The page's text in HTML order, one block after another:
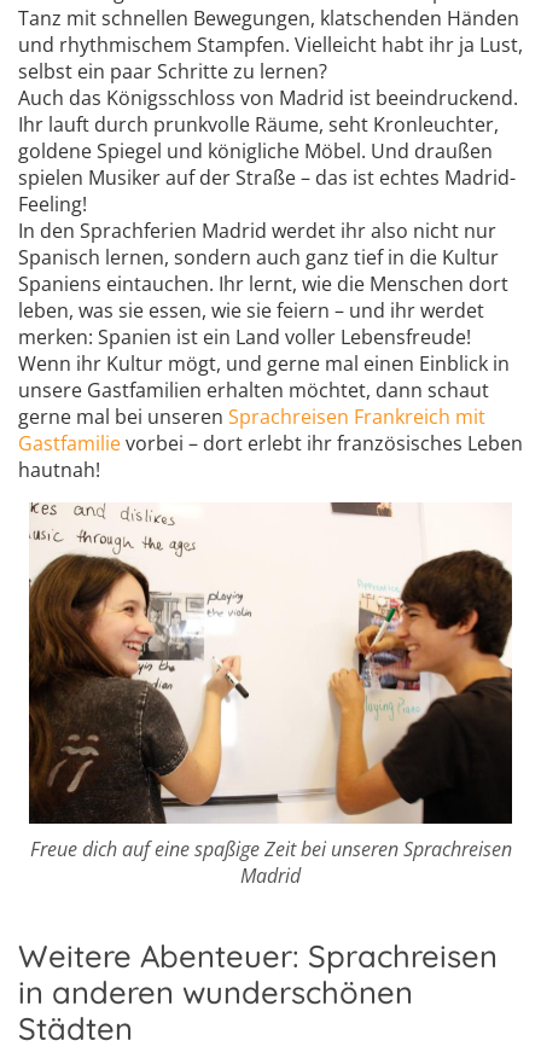
Tanz mit schnellen Bewegungen, klatschenden Händen
und rhythmischem Stampfen. Vielleicht habt ihr ja Lust,
selbst ein paar Schritte zu lernen?
Auch das Königsschloss von Madrid ist beeindruckend.
Ihr lauft durch prunkvolle Räume, seht Kronleuchter,
goldene Spiegel und königliche Möbel. Und draußen
spielen Musiker auf der Straße – das ist echtes Madrid-
Feeling!
In den Sprachferien Madrid werdet ihr also nicht nur
Spanisch lernen, sondern auch ganz tief in die Kultur
Spaniens eintauchen. Ihr lernt, wie die Menschen dort
leben, was sie essen, wie sie feiern – und ihr werdet
merken: Spanien ist ein Land voller Lebensfreude!
Wenn ihr Kultur mögt, und gerne mal einen Einblick in
unsere Gastfamilien erhalten möchtet, dann schaut
gerne mal bei unseren Sprachreisen Frankreich mit
Gastfamilievorbei – dort erlebt ihr französisches Leben
hautnah!
Freue dich auf eine spaßige Zeit bei unseren Sprachreisen
Madrid
Weitere Abenteuer: Sprachreisen
in anderen wunderschönen
Städten